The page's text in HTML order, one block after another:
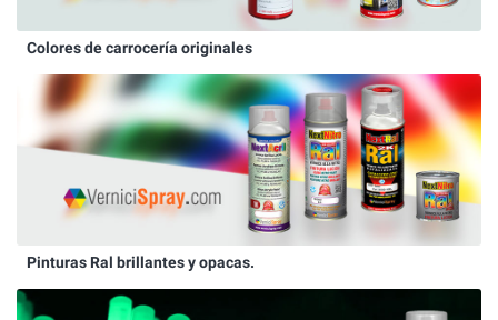
Colores de carrocería originales
Pinturas Ral brillantes y opacas.